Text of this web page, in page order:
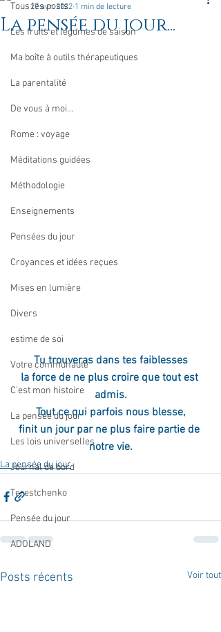
Tous les posts
Les fruits et légumes de saison
Ma boîte à outils thérapeutiques
La parentalité
De vous à moi...
Rome : voyage
Méditations guidées
Méthodologie
Enseignements
Pensées du jour
Croyances et idées reçues
Mises en lumière
Divers
estime de soi
Votre communauté
C'est mon histoire
La pensée du jour
Les lois universelles
Journal de bord
Terestchenko
Pensée du jour
ADOLAND
La pensée du jour...
27 avr. 2022 1 min de lecture
Tu trouveras dans tes faiblesses
la force de ne plus croire que tout est
admis.
Tout ce qui parfois nous blesse,
finit un jour par ne plus faire partie de
notre vie.
La pensée du jour
Posts récents Voir tout